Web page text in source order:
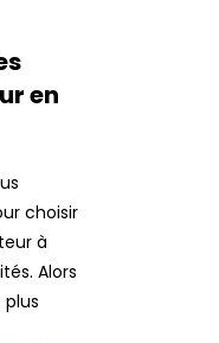
en
choisir
à
Alors